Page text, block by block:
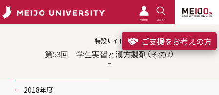
meimo SEARCH
ご支援をお考えの方
特設サイト
第53回 学生実習と漢方製剤（その2）
2018年度